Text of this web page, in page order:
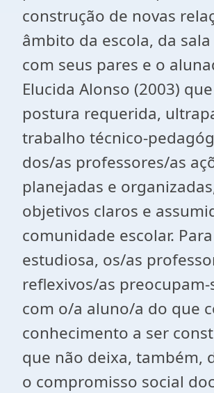
construção de novas
âmbito da escola, da
com seus pares e o
Elucida Alonso (2003)
postura requerida,
trabalho técnico-
dos/as professores/as
planejadas e
objetivos claros e
comunidade escolar.
estudiosa, os/as
reflexivos/as preocupam-
com o/a aluno/a do que
conhecimento a ser
que não deixa, também,
o compromisso social